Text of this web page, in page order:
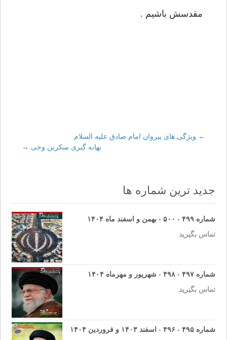
مقدسش باشيم .
Post
← ويژگی های پيروان امام صادق عليه السلام
بهانه گيری منكرين وحی →
جدید ترین شماره ها
شماره ۴۹۹ - ۵۰۰ - بهمن و اسفند ماه ۱۴۰۴
تماس بگیرید
شماره ۴۹۷ - ۴۹۸ - شهریور و مهرماه ۱۴۰۴
تماس بگیرید
شماره ۴۹۵ - ۴۹۶ - اسفند ۱۴۰۳ و فروردین ۱۴۰۴